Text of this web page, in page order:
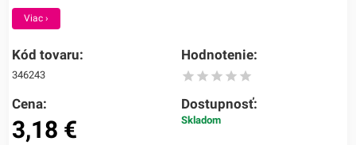
Viac ›
Kód tovaru:
346243
Hodnotenie:
Cena:
3,18 €
Dostupnosť:
Skladom